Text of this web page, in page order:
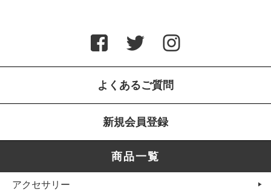
よくあるご質問
新規会員登録
商品一覧
アクセサリー